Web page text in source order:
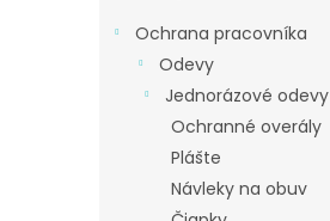
Ochrana pracovníka
Odevy
Jednorázové odevy
Ochranné overály
Plášte
Návleky na obuv